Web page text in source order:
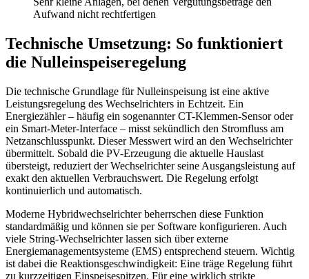
Aufwand nicht rechtfertigen
Technische Umsetzung: So funktioniert
die Nulleinspeiseregelung
Die technische Grundlage für Nulleinspeisung ist eine aktive
Leistungsregelung des Wechselrichters in Echtzeit. Ein
Energiezähler – häufig ein sogenannter CT-Klemmen-Sensor oder
ein Smart-Meter-Interface – misst sekündlich den Stromfluss am
Netzanschlusspunkt. Dieser Messwert wird an den Wechselrichter
übermittelt. Sobald die PV-Erzeugung die aktuelle Hauslast
übersteigt, reduziert der Wechselrichter seine Ausgangsleistung auf
exakt den aktuellen Verbrauchswert. Die Regelung erfolgt
kontinuierlich und automatisch.
Moderne Hybridwechselrichter beherrschen diese Funktion
standardmäßig und können sie per Software konfigurieren. Auch
viele String-Wechselrichter lassen sich über externe
Energiemanagementsysteme (EMS) entsprechend steuern. Wichtig
ist dabei die Reaktionsgeschwindigkeit: Eine träge Regelung führt
zu kurzzeitigen Einspeisespitzen. Für eine wirklich strikte